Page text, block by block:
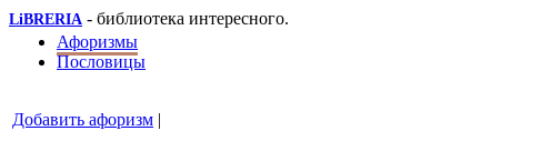
LiBRERIA - библиотека интересного.
Афоризмы
Пословицы
Добавить афоризм |